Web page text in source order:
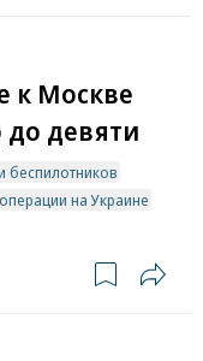
к Москве
девяти
беспилотников
на Украине